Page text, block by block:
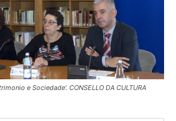
e Sociedade'. CONSELLO DA CULTURA